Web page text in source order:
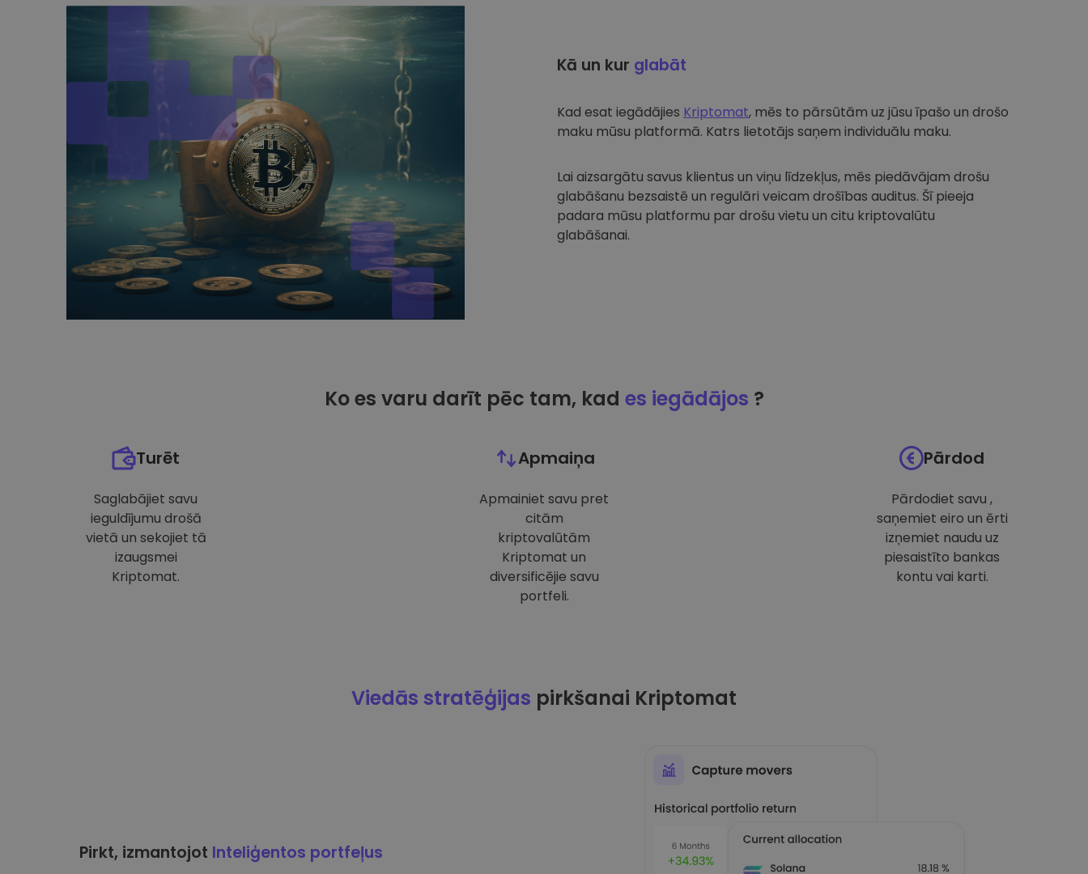
Kā un kur glabāt
Kad esat iegādājies Kriptomat, mēs to pārsūtām uz jūsu īpašo un drošo
maku mūsu platformā. Katrs lietotājs saņem individuālu maku.
Lai aizsargātu savus klientus un viņu līdzekļus, mēs piedāvājam drošu
glabāšanu bezsaistē un regulāri veicam drošības auditus. Šī pieeja
padara mūsu platformu par drošu vietu un citu kriptovalūtu
glabāšanai.
Ko es varu darīt pēc tam, kad es iegādājos ?
Turēt
Saglabājiet savu
ieguldījumu drošā
vietā un sekojiet tā
izaugsmei
Kriptomat.
Apmaiņa
Apmainiet savu pret
citām
kriptovalūtām
Kriptomat un
diversificējie savu
portfeli.
Pārdod
Pārdodiet savu ,
saņemiet eiro un ērti
izņemiet naudu uz
piesaistīto bankas
kontu vai karti.
Viedās stratēģijas pirkšanai Kriptomat
Pirkt, izmantojot Inteliģentos portfeļus